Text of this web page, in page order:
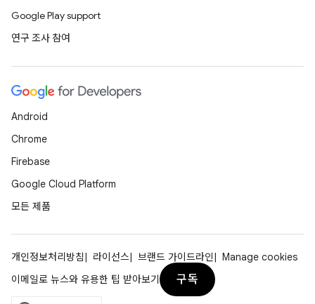
Google Play support
연구 조사 참여
Android
Chrome
Firebase
Google Cloud Platform
모든 제품
개인정보처리방침 라이선스 브랜드 가이드라인
Manage cookies
이메일로 뉴스와 유용한 팁 받아보기
구독